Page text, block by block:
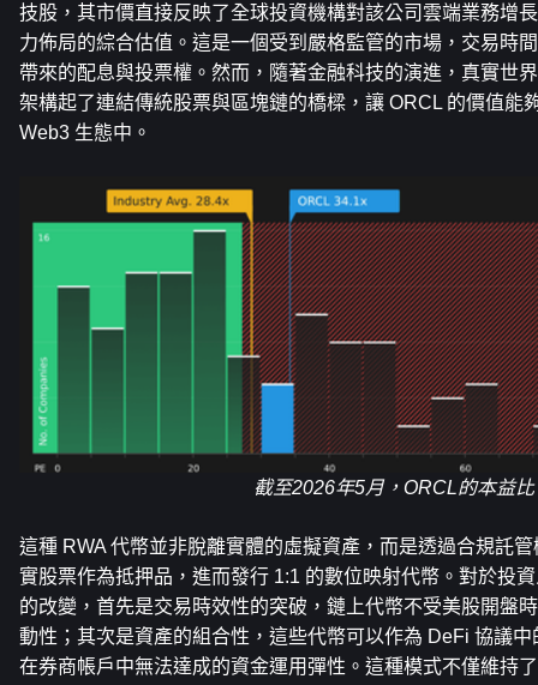
技股，其市價直接反映了全球投資機構對該公司雲端業務增
力佈局的綜合估值。這是一個受到嚴格監管的市場，交易時
帶來的配息與投票權。然而，隨著金融科技的演進，真實世
架構起了連結傳統股票與區塊鏈的橋樑，讓 ORCL 的價值能
Web3 生態中。
截至2026年5月，ORCL的本益比
這種 RWA 代幣並非脫離實體的虛擬資產，而是透過合規託
實股票作為抵押品，進而發行 1:1 的數位映射代幣。對於投
的改變，首先是交易時效性的突破，鏈上代幣不受美股開盤
動性；其次是資產的組合性，這些代幣可以作為 DeFi 協議
在券商帳戶中無法達成的資金運用彈性。這種模式不僅維持